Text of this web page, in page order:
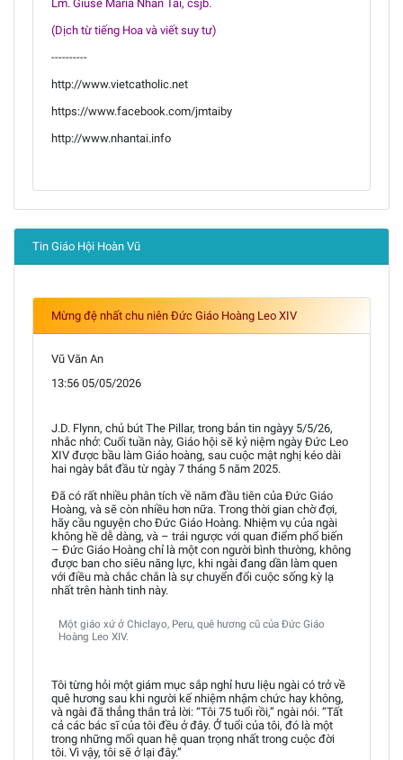
Lm. Giuse Maria Nhân Tài, csjb.
(Dịch từ tiếng Hoa và viết suy tư)
----------
http://www.vietcatholic.net
https://www.facebook.com/jmtaiby
http://www.nhantai.info
Tin Giáo Hội Hoàn Vũ
Mừng đệ nhất chu niên Đức Giáo Hoàng Leo XIV
Vũ Văn An
13:56 05/05/2026
J.D. Flynn, chủ bút The Pillar, trong bản tin ngàyy 5/5/26,
nhắc nhở: Cuối tuần này, Giáo hội sẽ kỷ niệm ngày Đức Leo
XIV được bầu làm Giáo hoàng, sau cuộc mật nghị kéo dài
hai ngày bắt đầu từ ngày 7 tháng 5 năm 2025.
Đã có rất nhiều phân tích về năm đầu tiên của Đức Giáo
Hoàng, và sẽ còn nhiều hơn nữa. Trong thời gian chờ đợi,
hãy cầu nguyện cho Đức Giáo Hoàng. Nhiệm vụ của ngài
không hề dễ dàng, và – trái ngược với quan điểm phổ biến
– Đức Giáo Hoàng chỉ là một con người bình thường, không
được ban cho siêu năng lực, khi ngài đang dần làm quen
với điều mà chắc chắn là sự chuyển đổi cuộc sống kỳ lạ
nhất trên hành tinh này.
Một giáo xứ ở Chiclayo, Peru, quê hương cũ của Đức Giáo
Hoàng Leo XIV.
Tôi từng hỏi một giám mục sắp nghỉ hưu liệu ngài có trở về
quê hương sau khi người kế nhiệm nhậm chức hay không,
và ngài đã thẳng thắn trả lời: “Tôi 75 tuổi rồi,” ngài nói. “Tất
cả các bác sĩ của tôi đều ở đây. Ở tuổi của tôi, đó là một
trong những mối quan hệ quan trọng nhất trong cuộc đời
tôi. Vì vậy, tôi sẽ ở lại đây.”